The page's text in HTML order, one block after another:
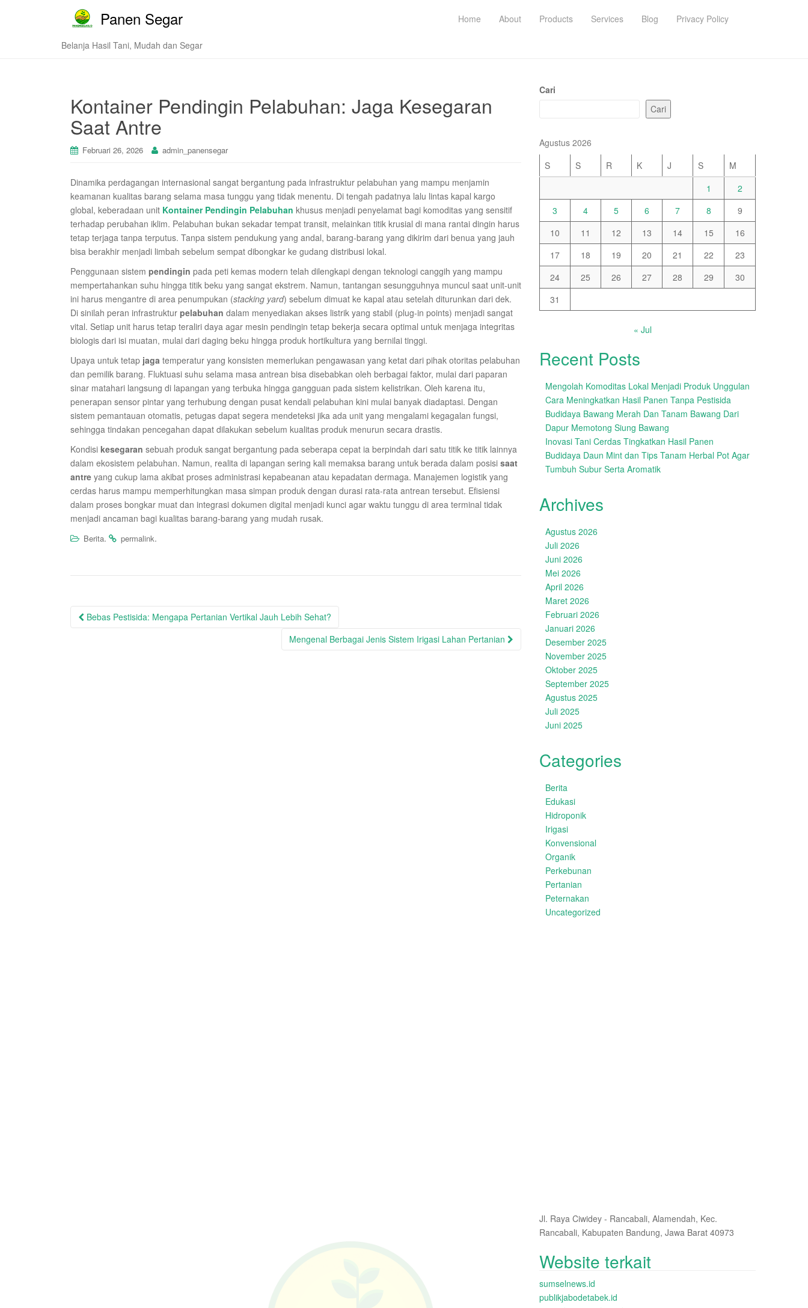
Panen Segar
Belanja Hasil Tani, Mudah dan Segar
Home About Products Services Blog Privacy Policy
Kontainer Pendingin Pelabuhan: Jaga Kesegaran
Saat Antre
Februari 26, 2026 admin_panensegar
Dinamika perdagangan internasional sangat bergantung pada infrastruktur pelabuhan yang mampu menjamin
keamanan kualitas barang selama masa tunggu yang tidak menentu. Di tengah padatnya lalu lintas kapal kargo
global, keberadaan unit Kontainer Pendingin Pelabuhan khusus menjadi penyelamat bagi komoditas yang sensitif
terhadap perubahan iklim. Pelabuhan bukan sekadar tempat transit, melainkan titik krusial di mana rantai dingin harus
tetap terjaga tanpa terputus. Tanpa sistem pendukung yang andal, barang-barang yang dikirim dari benua yang jauh
bisa berakhir menjadi limbah sebelum sempat dibongkar ke gudang distribusi lokal.
Penggunaan sistem pendingin pada peti kemas modern telah dilengkapi dengan teknologi canggih yang mampu
mempertahankan suhu hingga titik beku yang sangat ekstrem. Namun, tantangan sesungguhnya muncul saat unit-unit
ini harus mengantre di area penumpukan (stacking yard) sebelum dimuat ke kapal atau setelah diturunkan dari dek.
Di sinilah peran infrastruktur pelabuhan dalam menyediakan akses listrik yang stabil (plug-in points) menjadi sangat
vital. Setiap unit harus tetap teraliri daya agar mesin pendingin tetap bekerja secara optimal untuk menjaga integritas
biologis dari isi muatan, mulai dari daging beku hingga produk hortikultura yang bernilai tinggi.
Upaya untuk tetap jaga temperatur yang konsisten memerlukan pengawasan yang ketat dari pihak otoritas pelabuhan
dan pemilik barang. Fluktuasi suhu selama masa antrean bisa disebabkan oleh berbagai faktor, mulai dari paparan
sinar matahari langsung di lapangan yang terbuka hingga gangguan pada sistem kelistrikan. Oleh karena itu,
penerapan sensor pintar yang terhubung dengan pusat kendali pelabuhan kini mulai banyak diadaptasi. Dengan
sistem pemantauan otomatis, petugas dapat segera mendeteksi jika ada unit yang mengalami kegagalan fungsi,
sehingga tindakan pencegahan dapat dilakukan sebelum kualitas produk menurun secara drastis.
Kondisi kesegaran sebuah produk sangat bergantung pada seberapa cepat ia berpindah dari satu titik ke titik lainnya
dalam ekosistem pelabuhan. Namun, realita di lapangan sering kali memaksa barang untuk berada dalam posisi saat
antre yang cukup lama akibat proses administrasi kepabeanan atau kepadatan dermaga. Manajemen logistik yang
cerdas harus mampu memperhitungkan masa simpan produk dengan durasi rata-rata antrean tersebut. Efisiensi
dalam proses bongkar muat dan integrasi dokumen digital menjadi kunci agar waktu tunggu di area terminal tidak
menjadi ancaman bagi kualitas barang-barang yang mudah rusak.
Berita. permalink.
Post
Bebas Pestisida: Mengapa Pertanian Vertikal Jauh Lebih Sehat?
Mengenal Berbagai Jenis Sistem Irigasi Lahan Pertanian
Cari
Cari
Agustus 2026
S
S R K J S
M
1
2
3
4 5 6 7 8
9
10
11 12 13 14 15
16
17
18 19 20 21 22
23
24
25 26 27 28 29
30
31
« Jul
Recent Posts
Mengolah Komoditas Lokal Menjadi Produk Unggulan
Cara Meningkatkan Hasil Panen Tanpa Pestisida
Budidaya Bawang Merah Dan Tanam Bawang Dari
Dapur Memotong Siung Bawang
Inovasi Tani Cerdas Tingkatkan Hasil Panen
Budidaya Daun Mint dan Tips Tanam Herbal Pot Agar
Tumbuh Subur Serta Aromatik
Archives
Agustus 2026
Juli 2026
Juni 2026
Mei 2026
April 2026
Maret 2026
Februari 2026
Januari 2026
Desember 2025
November 2025
Oktober 2025
September 2025
Agustus 2025
Juli 2025
Juni 2025
Categories
Berita
Edukasi
Hidroponik
Irigasi
Konvensional
Organik
Perkebunan
Pertanian
Peternakan
Uncategorized
Jl. Raya Ciwidey - Rancabali, Alamendah, Kec.
Rancabali, Kabupaten Bandung, Jawa Barat 40973
Website terkait
sumselnews.id
publikjabodetabek.id